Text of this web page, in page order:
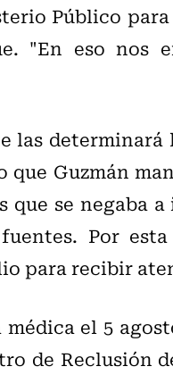
Público
"En eso nos
las
que Guzmán
se negaba
Por
para recibir
el 5
de Reclusión